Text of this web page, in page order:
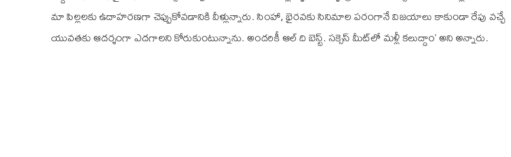
మా పిల్లలకు ఉదాహరణగా చెప్పుకోవడానికి వీళ్లున్నారు. సింహా, భైరవకు సినిమాల పరంగానే విజయాలు కాకుండా రేపు వచ్చే
యువతకు ఆదర్శంగా ఎదగాలని కోరుకుంటున్నాను. అందరికీ ఆల్ ది బెస్ట్. సక్సెస్ మీట్‌లో మళ్లీ కలుద్దాం’ అని అన్నారు.